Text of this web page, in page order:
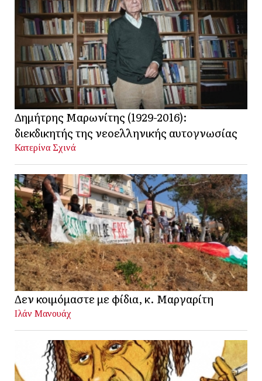
Δημήτρης Μαρωνίτης (1929-2016):
διεκδικητής της νεοελληνικής αυτογνωσίας
Κατερίνα Σχινά
Δεν κοιμόμαστε με φίδια, κ. Μαργαρίτη
Ιλάν Μανουάχ